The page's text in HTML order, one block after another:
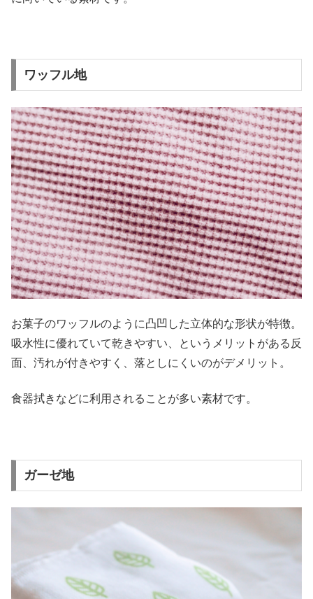
ワッフル地
お菓子のワッフルのように凸凹した立体的な形状が特徴。
吸水性に優れていて乾きやすい、というメリットがある反
面、汚れが付きやすく、落としにくいのがデメリット。
食器拭きなどに利用されることが多い素材です。
ガーゼ地